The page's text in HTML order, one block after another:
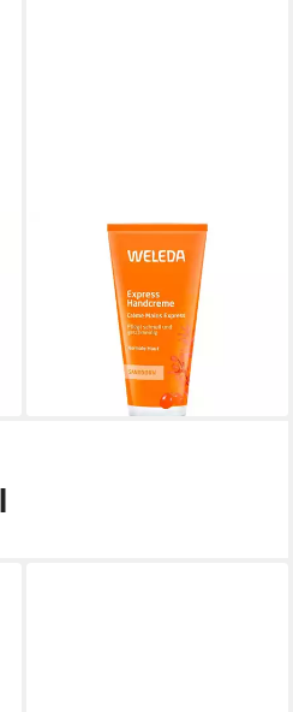
Handcreme Sanddorn -
Handcreme 50ml 5er Pack
(139,80 €/ 1 l)
lieferbar - in 3-4 Werktagen bei dir